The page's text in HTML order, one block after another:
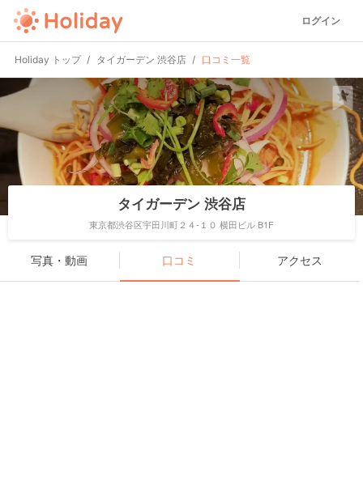
ログイン
Holiday トップ タイガーデン 渋谷店 口コミ一覧
タイガーデン 渋谷店
東京都渋谷区宇田川町２４-１０ 横田ビル B1F
写真・動画 口コミ アクセス